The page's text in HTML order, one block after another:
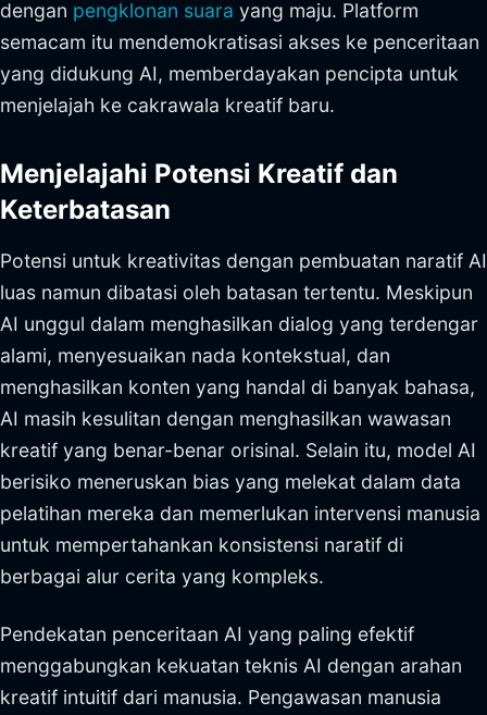
dengan pengklonan suara yang maju. Platform
semacam itu mendemokratisasi akses ke penceritaan
yang didukung AI, memberdayakan pencipta untuk
menjelajah ke cakrawala kreatif baru.
Menjelajahi Potensi Kreatif dan
Keterbatasan
Potensi untuk kreativitas dengan pembuatan naratif AI
luas namun dibatasi oleh batasan tertentu. Meskipun
AI unggul dalam menghasilkan dialog yang terdengar
alami, menyesuaikan nada kontekstual, dan
menghasilkan konten yang handal di banyak bahasa,
AI masih kesulitan dengan menghasilkan wawasan
kreatif yang benar-benar orisinal. Selain itu, model AI
berisiko meneruskan bias yang melekat dalam data
pelatihan mereka dan memerlukan intervensi manusia
untuk mempertahankan konsistensi naratif di
berbagai alur cerita yang kompleks.
Pendekatan penceritaan AI yang paling efektif
menggabungkan kekuatan teknis AI dengan arahan
kreatif intuitif dari manusia. Pengawasan manusia